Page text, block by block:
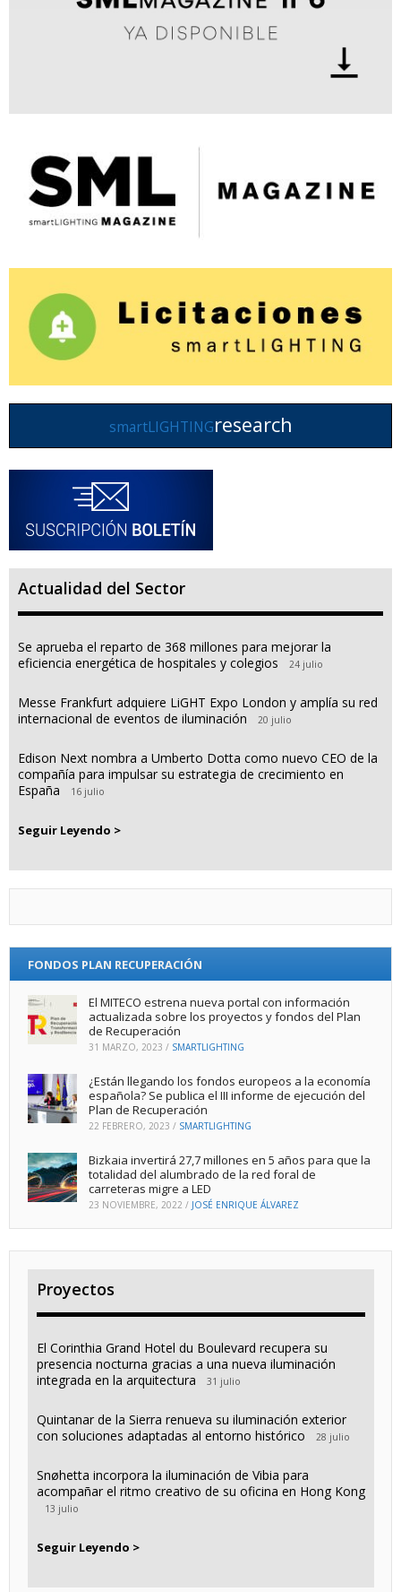
smartLIGHTINGresearch
Actualidad del Sector
Se aprueba el reparto de 368 millones para mejorar la
eficiencia energética de hospitales y colegios
24 julio
Messe Frankfurt adquiere LiGHT Expo London y amplía su red
internacional de eventos de iluminación
20 julio
Edison Next nombra a Umberto Dotta como nuevo CEO de la
compañía para impulsar su estrategia de crecimiento en
España
16 julio
Seguir Leyendo >
FONDOS PLAN RECUPERACIÓN
El MITECO estrena nueva portal con información
actualizada sobre los proyectos y fondos del Plan
de Recuperación
31 MARZO, 2023 / SMARTLIGHTING
¿Están llegando los fondos europeos a la economía
española? Se publica el III informe de ejecución del
Plan de Recuperación
22 FEBRERO, 2023 / SMARTLIGHTING
Bizkaia invertirá 27,7 millones en 5 años para que la
totalidad del alumbrado de la red foral de
carreteras migre a LED
23 NOVIEMBRE, 2022 / JOSÉ ENRIQUE ÁLVAREZ
Proyectos
El Corinthia Grand Hotel du Boulevard recupera su
presencia nocturna gracias a una nueva iluminación
integrada en la arquitectura
31 julio
Quintanar de la Sierra renueva su iluminación exterior
con soluciones adaptadas al entorno histórico
28 julio
Snøhetta incorpora la iluminación de Vibia para
acompañar el ritmo creativo de su oficina en Hong Kong
13 julio
Seguir Leyendo >